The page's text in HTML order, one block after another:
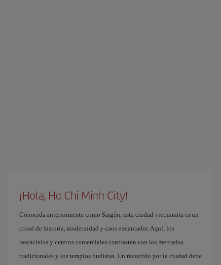
¡Hola, Ho Chi Minh City!
Conocida anteriormente como Saigón, esta ciudad vietnamita es un
crisol de historia, modernidad y caos encantador. Aquí, los
rascacielos y centros comerciales contrastan con los mercados
tradicionales y los templos budistas. Un recorrido por la ciudad debe